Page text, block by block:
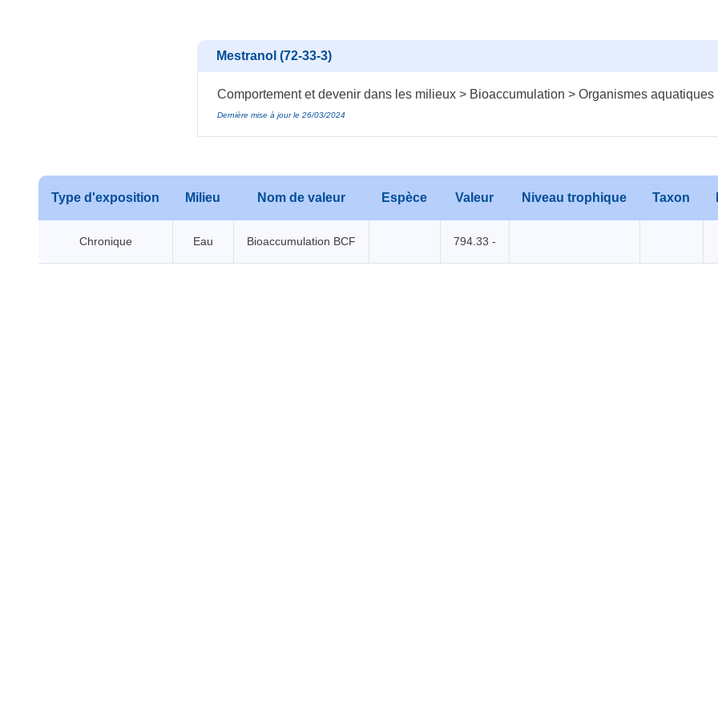
Mestranol (72-33-3)
Comportement et devenir dans les milieux > Bioaccumulation > Organismes aquatiques
Dernière mise à jour le 26/03/2024
Type d'exposition Milieu Nom de valeur Espèce Valeur Niveau trophique Taxon
Chronique Eau Bioaccumulation BCF 794.33 -